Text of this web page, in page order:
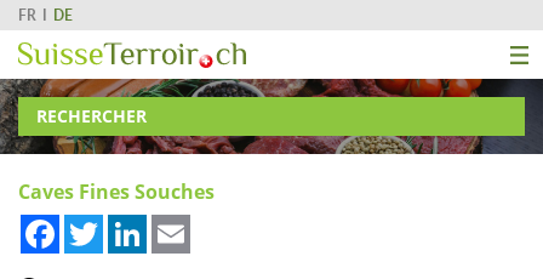
FR DE
RECHERCHER
Caves Fines Souches
FacebookTwitterLinkedIn